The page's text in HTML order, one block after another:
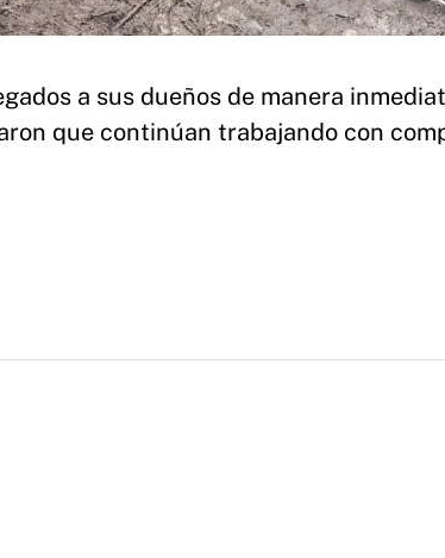
a sus dueños de manera
que continúan trabajando con